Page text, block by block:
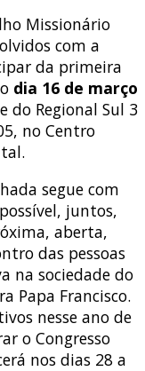
Missionário
com a
da primeira
dia 16 de março
do Regional Sul 3
no Centro
segue com
juntos,
aberta,
das pessoas
na sociedade do
Papa Francisco.
nesse ano de
o Congresso
nos dias 28 a